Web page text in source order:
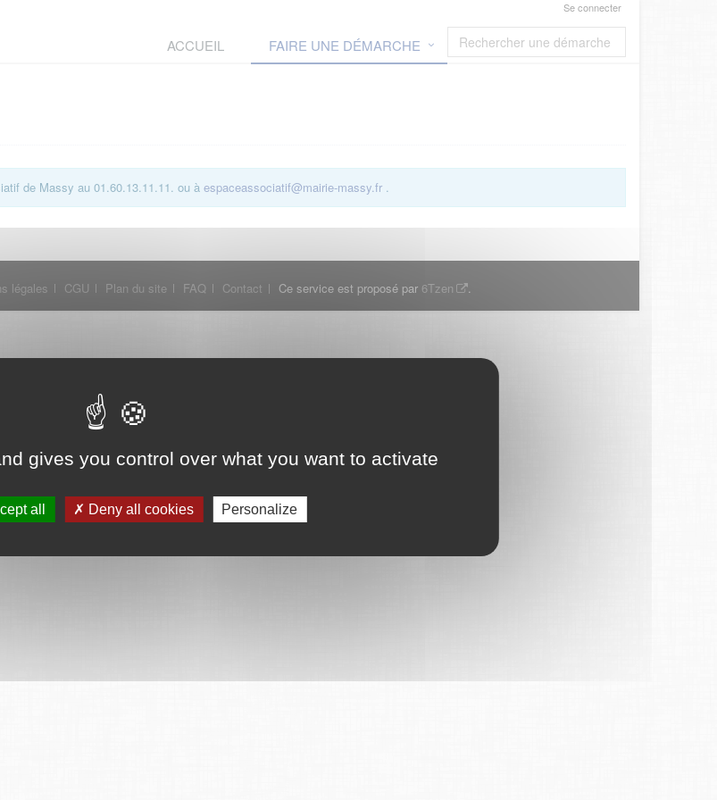
Se connecter
ACCUEIL FAIRE UNE DÉMARCHE
de Massy au 01.60.13.11.11. ou à espaceassociatif@mairie-massy.fr .
légales CGU Plan du site FAQ Contact Ce service est proposé par 6Tzen .
gives you control over what you want to activate
all Deny all cookies Personalize